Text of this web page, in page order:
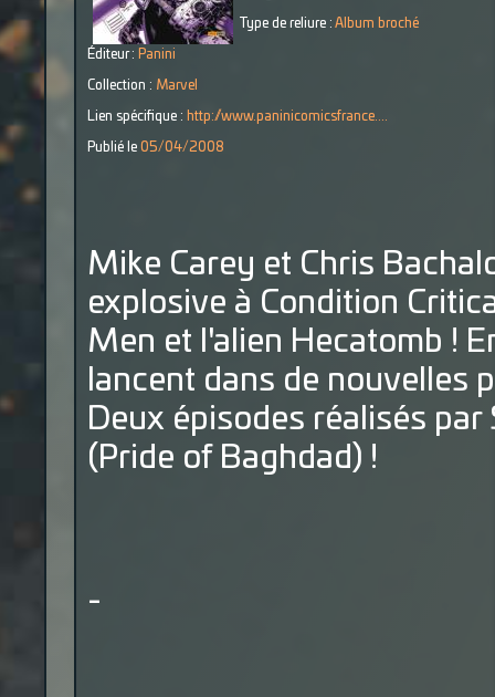
Type de reliure : Album broché
Éditeur : Panini
Collection : Marvel
Lien spécifique : http://www.paninicomicsfrance....
Publié le 05/04/2008
Mike Carey et Chris
explosive à Condition
Men et l'alien Hecatomb !
lancent dans de nouvelles
Deux épisodes réalisés
(Pride of Baghdad) !
-